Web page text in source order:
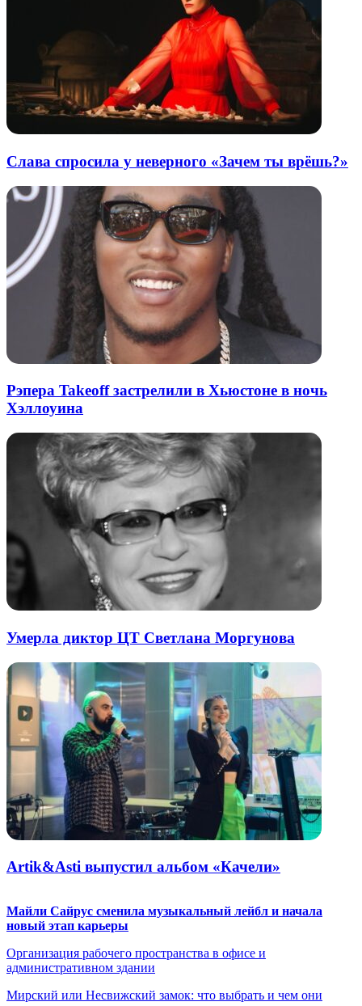
Слава спросила у неверного «Зачем ты врёшь?»
Рэпера Takeoff застрелили в Хьюстоне в ночь
Хэллоуина
Умерла диктор ЦТ Светлана Моргунова
Artik&Asti выпустил альбом «Качели»
Майли Сайрус сменила музыкальный лейбл и начала
новый этап карьеры
Организация рабочего пространства в офисе и
административном здании
Мирский или Несвижский замок: что выбрать и чем они